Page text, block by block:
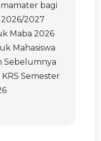
bagi
2026/2027
Maba 2026
Mahasiswa
Sebelumnya
Semester